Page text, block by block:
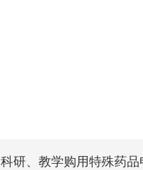
科研、教学购用特殊药